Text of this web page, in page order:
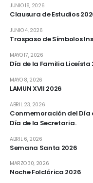
Clausura de Estudios
JUNIO 18, 2026
Traspaso de Símbolos
JUNIO 4, 2026
Día de la Familia Liceísta
MAYO 17, 2026
LAMUN XVII 2026
MAYO 8, 2026
Conmemoración del Día
Día de la Secretaria.
ABRIL 23, 2026
Semana Santa 2026
ABRIL 6, 2026
Noche Folclórica 2026
MARZO 30, 2026